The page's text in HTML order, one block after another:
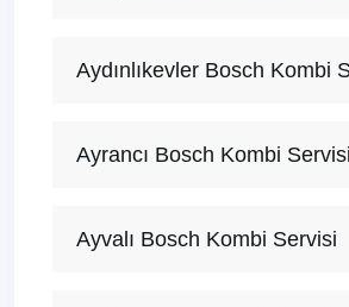
Aydınlıkevler Bosch Kombi
Ayrancı Bosch Kombi Servisi
Ayvalı Bosch Kombi Servisi